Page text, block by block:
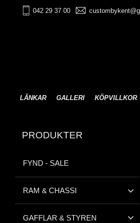
042 29 37 00
LÄNKAR GALLERI KÖPVILLKOR
PRODUKTER
FYND - SALE
RAM & CHASSI
GAFFLAR & STYREN